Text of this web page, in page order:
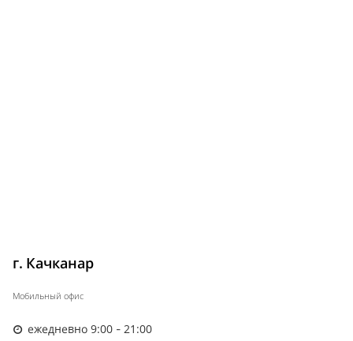
г. Качканар
Мобильный офис
ежедневно 9:00 - 21:00